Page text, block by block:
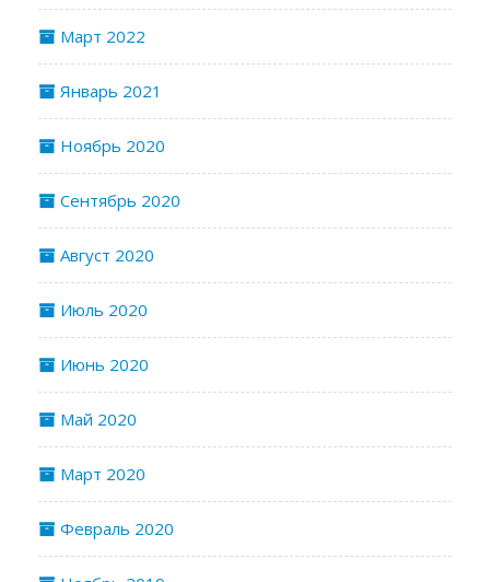
Март 2022
Январь 2021
Ноябрь 2020
Сентябрь 2020
Август 2020
Июль 2020
Июнь 2020
Май 2020
Март 2020
Февраль 2020